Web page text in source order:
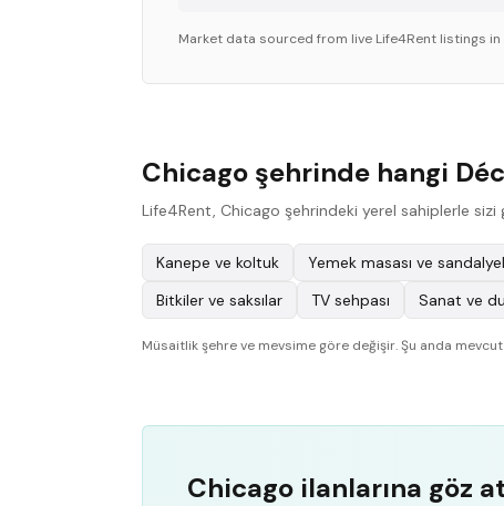
Market data sourced from live Life4Rent listings in
Chicago şehrinde hangi
Life4Rent, Chicago şehrindeki yerel sahiplerle
Kanepe ve koltuk Yemek masası ve
Bitkiler ve saksılar
TV sehpası Sanat ve
Müsaitlik şehre ve mevsime göre değişir. Şu anda
Chicago ilanlarına göz at